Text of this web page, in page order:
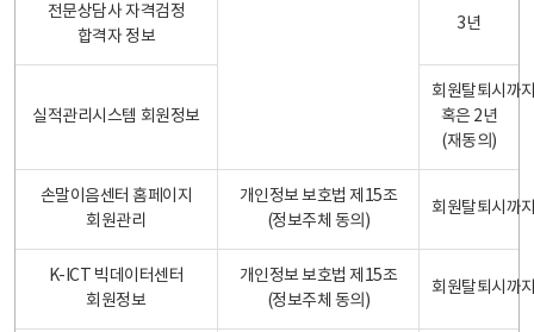
전문상담사 자격검정
합격자 정보
3년
실적관리시스템 회원정보
회원탈퇴시까
혹은 2년
(재동의)
손말이음센터 홈페이지
회원관리
개인정보 보호법 제15조
(정보주체 동의)
회원탈퇴시까
K-ICT 빅데이터센터
회원정보
개인정보 보호법 제15조
(정보주체 동의)
회원탈퇴시까